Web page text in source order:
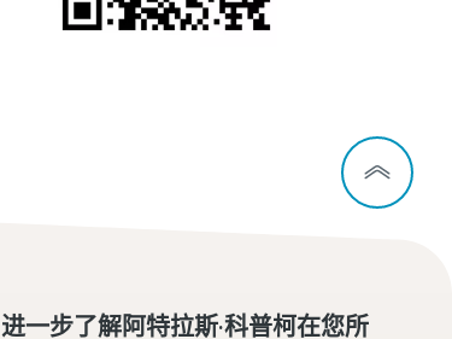
进一步了解阿特拉斯·科普柯在您所